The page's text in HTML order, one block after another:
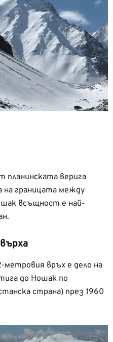
планинската верига
на границата между
всъщност е най-
метровия връх е дело на
до Ношак по
страна) през 1960